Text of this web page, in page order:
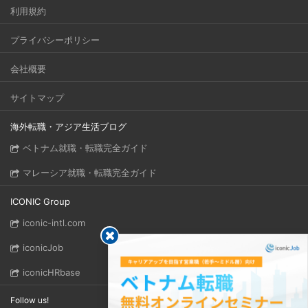
利用規約
プライバシーポリシー
会社概要
サイトマップ
海外転職・アジア生活ブログ
ベトナム就職・転職完全ガイド
マレーシア就職・転職完全ガイド
ICONIC Group
iconic-intl.com
iconicJob
iconicHRbase
Follow us!